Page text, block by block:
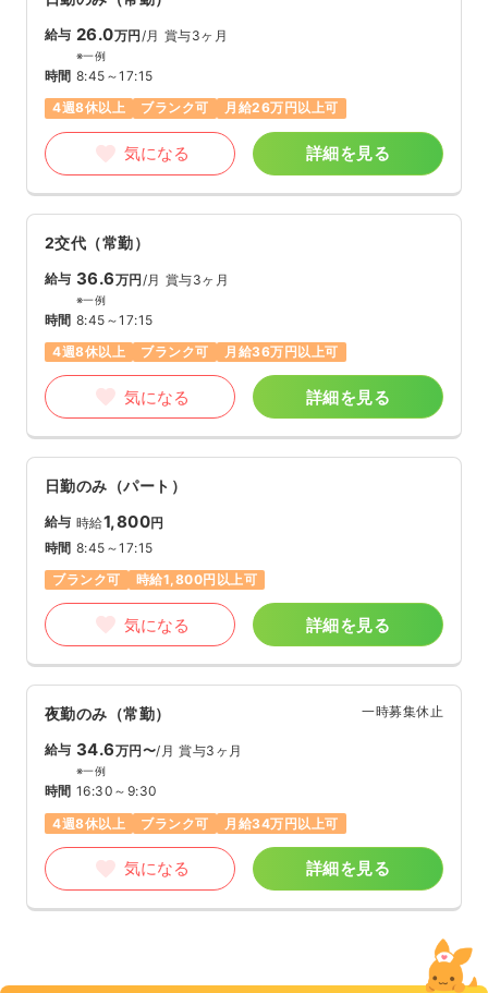
給与 26.0万円/月 賞与3ヶ月
※一例
時間 8:45～17:15
4週8休以上
ブランク可 月給26万円以上可
気になる 詳細を見る
2交代（常勤）
給与 36.6万円 /月 賞与3ヶ月
※一例
時間 8:45～17:15
4週8休以上
ブランク可 月給36万円以上可
気になる 詳細を見る
日勤のみ（パート）
給与 時給1,800円
時間 8:45～17:15
ブランク可
時給1,800円以上可
気になる 詳細を見る
夜勤のみ（常勤） 一時募集休止
給与 34.6万円〜/月 賞与3ヶ月
※一例
時間 16:30～9:30
4週8休以上
ブランク可 月給34万円以上可
気になる 詳細を見る